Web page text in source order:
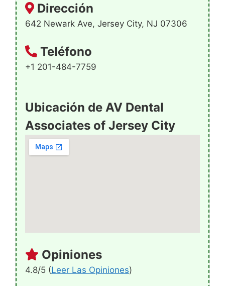
Dirección
642 Newark Ave, Jersey City, NJ 07306
Teléfono
+1 201-484-7759
Ubicación de AV Dental
Associates of Jersey City
Opiniones
4.8/5 (Leer Las Opiniones)